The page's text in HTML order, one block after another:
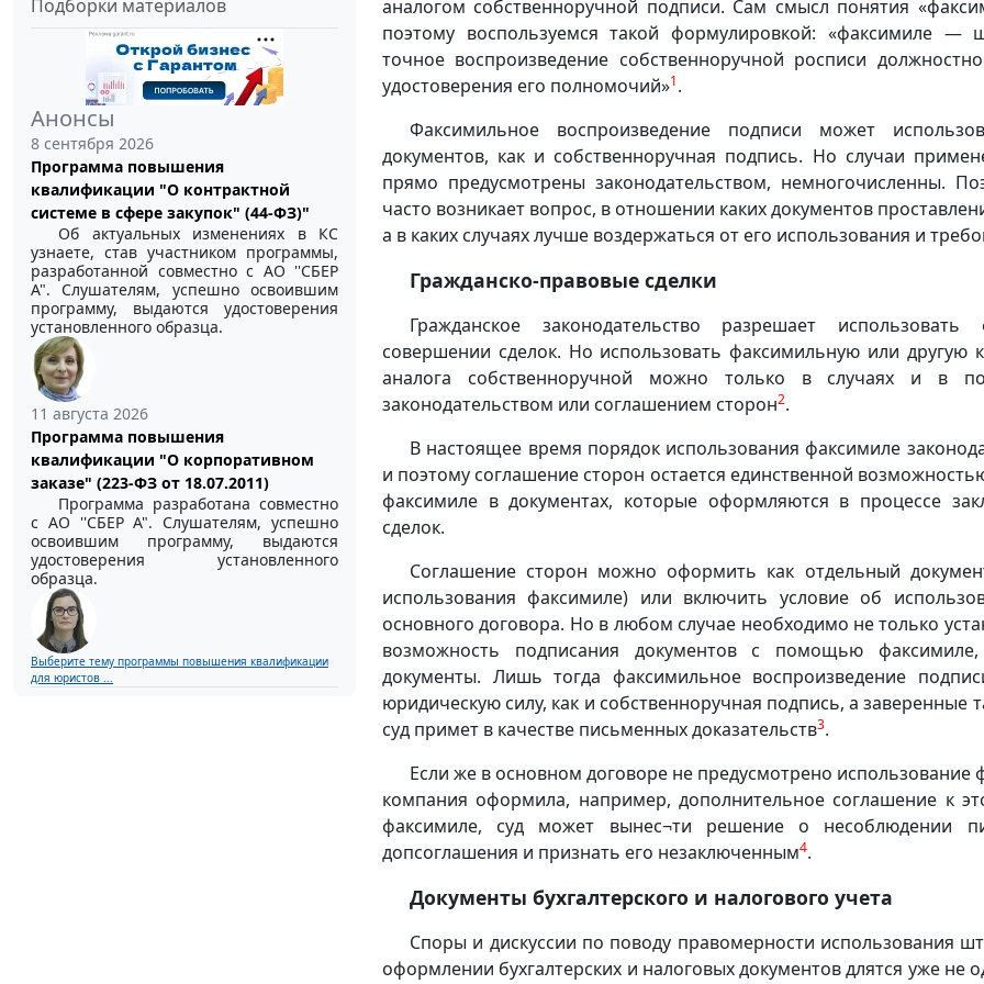
Подборки материалов
Анонсы
8 сентября 2026
Программа повышения
квалификации "О контрактной
системе в сфере закупок" (44-ФЗ)"
Об актуальных изменениях в КС
узнаете, став участником программы,
разработанной совместно с АО ''СБЕР
А". Слушателям, успешно освоившим
программу, выдаются удостоверения
установленного образца.
11 августа 2026
Программа повышения
квалификации "О корпоративном
заказе" (223-ФЗ от 18.07.2011)
Программа разработана совместно
с АО ''СБЕР А". Слушателям, успешно
освоившим программу, выдаются
удостоверения установленного
образца.
Выберите тему программы повышения квалификации
для юристов ...
аналогом собственноручной подписи. Сам смысл понятия
поэтому воспользуемся такой формулировкой: «факсимиле —
точное воспроизведение собственноручной росписи
удостоверения его полномочий»1.
Факсимильное воспроизведение подписи может
документов, как и собственноручная подпись. Но случаи
прямо предусмотрены законодательством, немногочисленны.
часто возникает вопрос, в отношении каких документов
а в каких случаях лучше воздержаться от его использования и
Гражданско-правовые сделки
Гражданское законодательство разрешает
совершении сделок. Но использовать факсимильную или другую
аналога собственноручной можно только в случаях и в
законодательством или соглашением сторон2.
В настоящее время порядок использования факсимиле
и поэтому соглашение сторон остается единственной
факсимиле в документах, которые оформляются в процессе
сделок.
Соглашение сторон можно оформить как отдельный
использования факсимиле) или включить условие об
основного договора. Но в любом случае необходимо не только
возможность подписания документов с помощью
документы. Лишь тогда факсимильное воспроизведение
юридическую силу, как и собственноручная подпись, а заверенные
суд примет в качестве письменных доказательств3.
Если же в основном договоре не предусмотрено
компания оформила, например, дополнительное соглашение к
факсимиле, суд может вынес¬ти решение о несоблюдении
допсоглашения и признать его незаключенным4.
Документы бухгалтерского и налогового учета
Споры и дискуссии по поводу правомерности использования
оформлении бухгалтерских и налоговых документов длятся уже не